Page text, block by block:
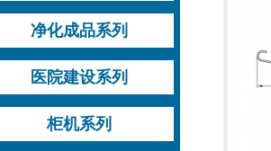
型材运用方案
手工板系列型材
机制板系列型材
地槽系列型材
槽铝系列型材
门窗料系列型材
过滤器系列型材
其他型材
净化成品系列
铝钢平开门
铝木平开门
钢质平开门
自动平移门
其他门
双层中空观察窗
高效送风口
医院建设系列
医用平开门
气密平移自动门
医疗设备带
送风天花
高效送风口
柜机系列